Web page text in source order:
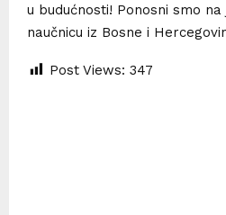
u budućnosti! Ponosni smo na
naučnicu iz Bosne i
Post Views: 347